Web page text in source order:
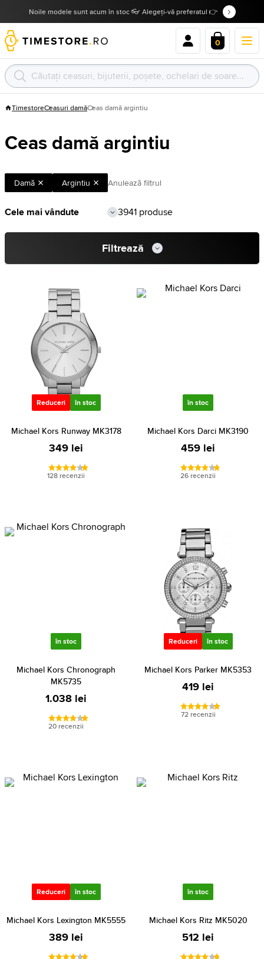
Noile modele sunt acum în stoc 👓 Alegeți-vă preferatul 👉
0
TimestoreCeasuri damăCeas damă argintiu
Ceas damă argintiu
Damă Argintiu Anulează filtrul
3941 produse
Filtrează
Reduceri în stoc
Michael Kors Runway MK3178
349 lei
128 recenzii
în stoc
Michael Kors Darci MK3190
459 lei
26 recenzii
în stoc
Michael Kors Chronograph
MK5735
1.038 lei
20 recenzii
Reduceri în stoc
Michael Kors Parker MK5353
419 lei
72 recenzii
Reduceri în stoc
Michael Kors Lexington MK5555
389 lei
în stoc
Michael Kors Ritz MK5020
512 lei